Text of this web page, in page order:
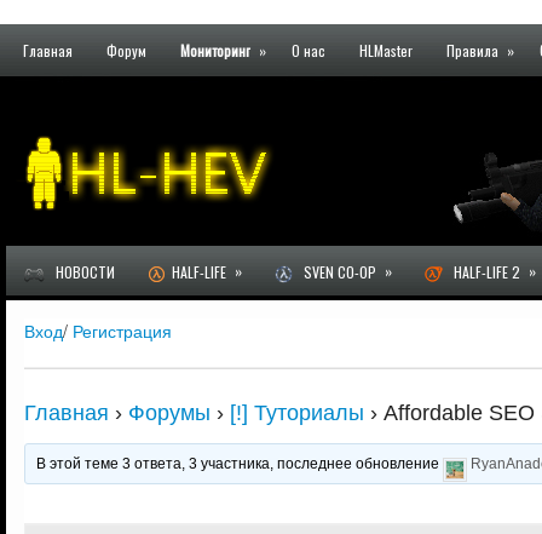
Главная Форум Мониторинг » О нас HLMaster Правила »
НОВОСТИ HALF-LIFE » SVEN CO-OP » HALF-LIFE 2 »
Вход/ Регистрация
Главная › Форумы › [!] Туториалы › Affordable
В этой теме 3 ответа, 3 участника, последнее обновление